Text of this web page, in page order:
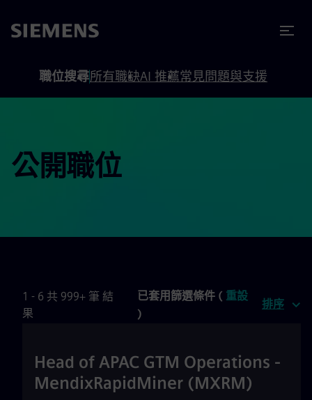
職位搜尋所有職缺AI 推薦常見問題與支援
公開職位
1 - 6 共 999+ 筆 結
果
已套用篩選條件 ( 重設
)
排序
Head of APAC GTM Operations -
MendixRapidMiner (MXRM)